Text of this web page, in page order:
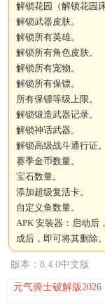
解锁花园（解锁花园床
解锁武器皮肤。
解锁所有英雄。
解锁所有角色皮肤。
解锁所有宠物。
解锁所有保镖。
所有保镖等级上限。
解锁锻造武器记录。
解锁神话武器。
解锁高级战斗通行证。
赛季金币数量。
宝石数量。
添加超级复活卡。
自定义鱼数量。
APK 安装器：启动后
成后，即可将其删除。
版本：8.4.0中文版
元气骑士破解版2026